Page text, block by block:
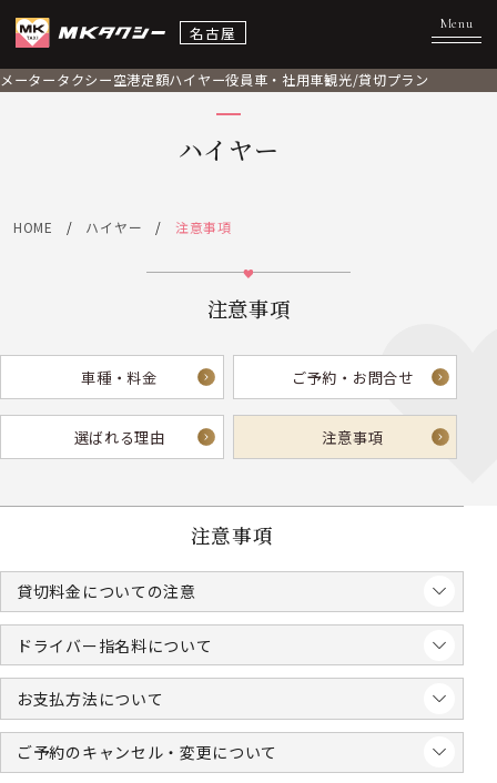
名古屋
メータータクシー空港定額ハイヤー役員車・社用車観光/貸切プラン
ハイヤー
HOME ハイヤー 注意事項
注意事項
車種・料金 ご予約・お問合せ
選ばれる理由 注意事項
注意事項
貸切料金についての注意
ドライバー指名料について
お支払方法について
ご予約のキャンセル・変更について